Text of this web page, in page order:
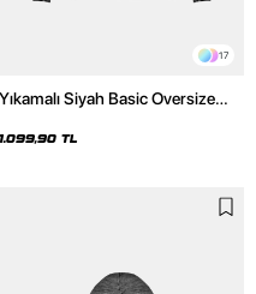
17
Yıkamalı Siyah Basic Oversize
1.099,90 TL